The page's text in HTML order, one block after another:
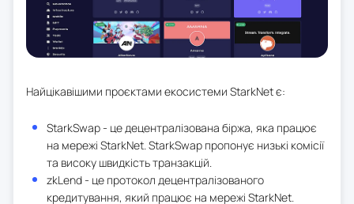
Найцікавішими проєктами екосистеми StarkNet є:
StarkSwap - це децентралізована біржа, яка працює
на мережі StarkNet. StarkSwap пропонує низькі комісії
та високу швидкість транзакцій.
zkLend - це протокол децентралізованого
кредитування, який працює на мережі StarkNet.